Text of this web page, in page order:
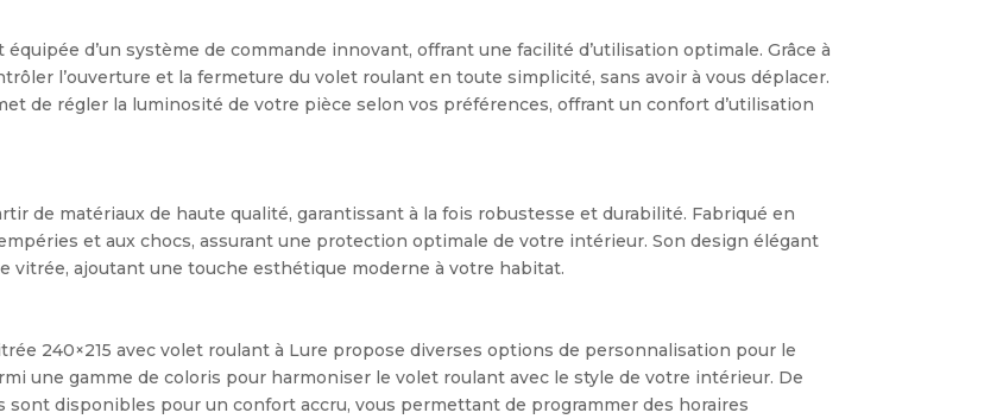
d’un système de commande innovant, offrant une facilité d’utilisation optimale. Grâce à
l’ouverture et la fermeture du volet roulant en toute simplicité, sans avoir à vous déplacer.
de régler la luminosité de votre pièce selon vos préférences, offrant un confort d’utilisation
de matériaux de haute qualité, garantissant à la fois robustesse et durabilité. Fabriqué en
et aux chocs, assurant une protection optimale de votre intérieur. Son design élégant
vitrée, ajoutant une touche esthétique moderne à votre habitat.
240×215 avec volet roulant à Lure propose diverses options de personnalisation pour le
une gamme de coloris pour harmoniser le volet roulant avec le style de votre intérieur. De
disponibles pour un confort accru, vous permettant de programmer des horaires